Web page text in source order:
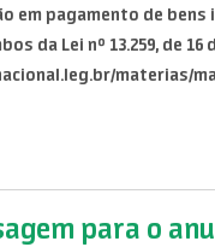
em pagamento de
da Lei nº 13.259, de 16
materias/
para o